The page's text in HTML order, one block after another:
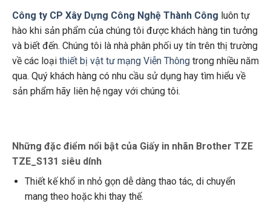
Công ty CP Xây Dựng Công Nghệ Thành Công luôn tự
hào khi sản phẩm của chúng tôi được khách hàng tin tưởng
và biết đến. Chúng tôi là nhà phân phối uy tín trên thị trường
về các loại thiết bị vật tư mạng Viễn Thông trong nhiều năm
qua. Quý khách hàng có nhu cầu sử dụng hay tìm hiểu về
sản phẩm hãy liên hệ ngay với chúng tôi.
Những đặc điểm nổi bật của Giấy in nhãn Brother TZE
TZE_S131 siêu dính
Thiết kế khổ in nhỏ gọn dễ dàng thao tác, di chuyển
mang theo hoặc khi thay thế.